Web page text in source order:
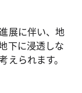
展に伴い、地
下に浸透しな
られます。